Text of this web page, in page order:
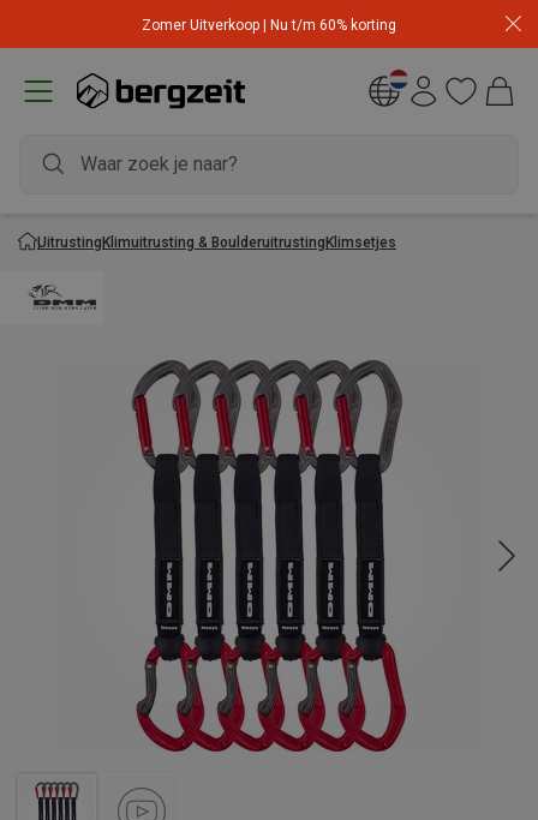
Zomer Uitverkoop | Nu t/m 60% korting
UitrustingKlimuitrusting & BoulderuitrustingKlimsetjes